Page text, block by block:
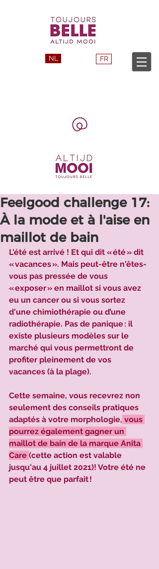
NL FR
Feelgood challenge 17:
À la mode et à l'aise en
maillot de bain
L'été est arrivé ! Et qui dit « été » dit
« vacances ». Mais peut-être n'êtes-
vous pas pressée de vous
« exposer » en maillot si vous avez
eu un cancer ou si vous sortez
d'une chimiothérapie ou d’une
radiothérapie. Pas de panique : il
existe plusieurs modèles sur le
marché qui vous permettront de
profiter pleinement de vos
vacances (à la plage).
Cette semaine, vous recevrez non
seulement des conseils pratiques
adaptés à votre morphologie, vous
pourrez également gagner un
maillot de bain de la marque Anita
Care (cette action est valable
jusqu'au 4 juillet 2021)! Votre été ne
peut être que parfait !